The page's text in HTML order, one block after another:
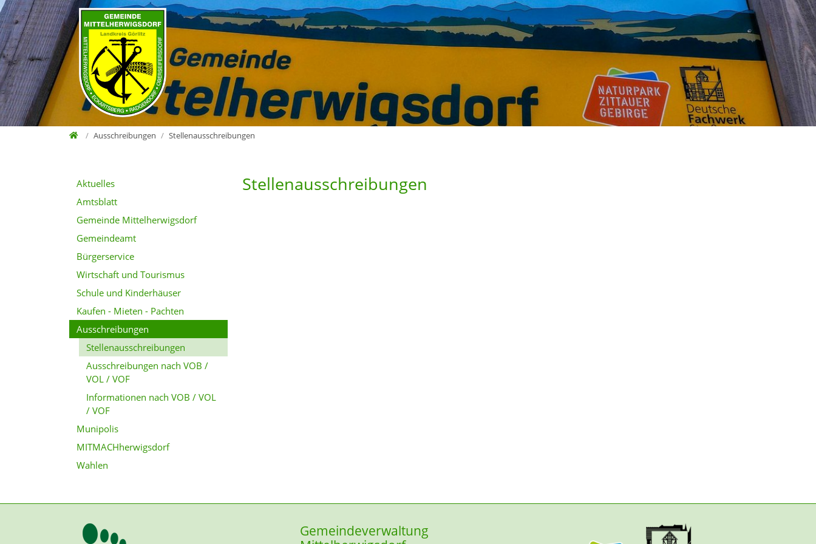
Direkt zur Hauptnavigation springen
Direkt zum Inhalt springen
Zur Unternavigation springen
HomeAusschreibungen Stellenausschreibungen
Stellenausschreibungen
Aktuelles
Amtsblatt
Gemeinde Mittelherwigsdorf
Gemeindeamt
Bürgerservice
Wirtschaft und Tourismus
Schule und Kinderhäuser
Kaufen - Mieten - Pachten
Ausschreibungen
Stellenausschreibungen
Ausschreibungen nach VOB /
VOL / VOF
Informationen nach VOB / VOL
/ VOF
Munipolis
MITMACHherwigsdorf
Wahlen
Gemeindeverwaltung